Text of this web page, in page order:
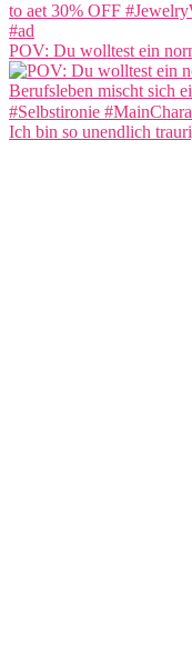
POV: Du wolltest ein
Ich bin so unendlich